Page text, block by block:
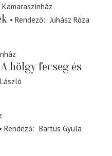
Kamaraszínház
Rendező
Juhász Róza
A hölgy fecseg és
Rendező
Bartus Gyula